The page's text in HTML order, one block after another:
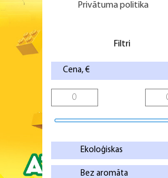
Privātuma politika
Filtri
Cena, €
Ekoloģiskas
Bez aromāta